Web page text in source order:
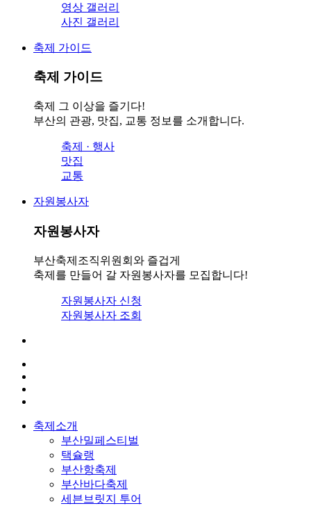
영상 갤러리
사진 갤러리
축제 가이드
축제 가이드
축제 그 이상을 즐기다!
부산의 관광, 맛집, 교통 정보를 소개합니다.
축제 · 행사
맛집
교통
자원봉사자
자원봉사자
부산축제조직위원회와 즐겁게
축제를 만들어 갈 자원봉사자를 모집합니다!
자원봉사자 신청
자원봉사자 조회
축제소개
부산밀페스티벌
택슐랭
부산항축제
부산바다축제
세븐브릿지 투어